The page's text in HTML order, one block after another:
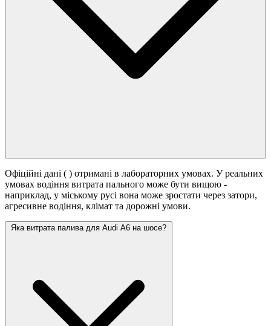
Офіційні дані ( ) отримані в лабораторних умовах. У реальних
умовах водіння витрата пального може бути вищою -
наприклад, у міському русі вона може зростати через затори,
агресивне водіння, клімат та дорожні умови.
Яка витрата палива для Audi A6 на шосе?